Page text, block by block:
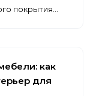
покрытия…
как
для